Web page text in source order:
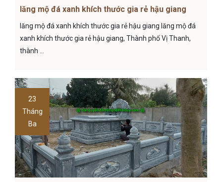
lăng mộ đá xanh khích thước gia rẻ hậu giang
lăng mộ đá xanh khích thước gia rẻ hậu giang lăng mộ đá
xanh khích thước gia rẻ hậu giang, Thành phố Vị Thanh,
thành ...
23
Tháng
Ba